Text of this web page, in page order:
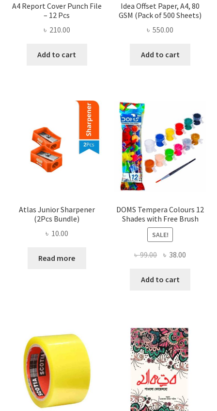
A4 Report Cover Punch File
– 12 Pcs
৳ 210.00
Add to cart
Idea Offset Paper, A4, 80
GSM (Pack of 500 Sheets)
৳ 550.00
Add to cart
Atlas Junior Sharpener
(2Pcs Bundle)
৳ 10.00
Read more
DOMS Tempera Colours 12
Shades with Free Brush
SALE!
৳99.00 Original
was:
৳ 38.00
Add to cart